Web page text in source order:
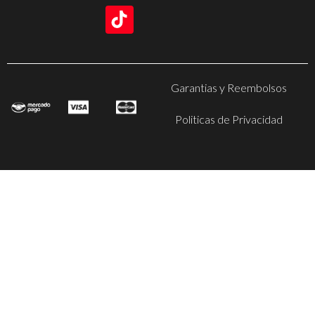
Garantias y Reembolsos
Politicas de Privacidad